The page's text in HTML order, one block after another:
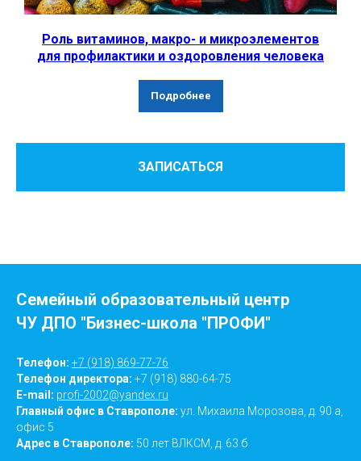
Роль витаминов, макро- и микроэлементов
для профилактики и оздоровления человека
Подробнее
ЗАПИСАТЬСЯ
Семейный образовательный центр
ЧУ ДПО "Бизнес-школа "ПРОФИ"
Телефон: +7 (918) 869-77-76
Телефон директора: +7 (918) 880-64-75
E-mail: profi-2002@yandex.ru
Главный офис в Ставрополе: ул. Михаила Морозова, д. 90 а,
офис 5
Адрес в Ставрополе: 50 лет ВЛКСМ, д. 63 б